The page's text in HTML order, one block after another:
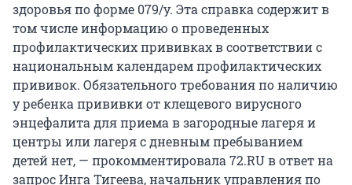
здоровья по форме 079/у. Эта справка содержит в
том числе информацию о проведенных
профилактических прививках в соответствии с
национальным календарем профилактических
прививок. Обязательного требования по наличию
у ребенка прививки от клещевого вирусного
энцефалита для приема в загородные лагеря и
центры или лагеря с дневным пребыванием
детей нет, — прокомментировала 72.RU в ответ на
запрос Инга Тигеева, начальник управления по